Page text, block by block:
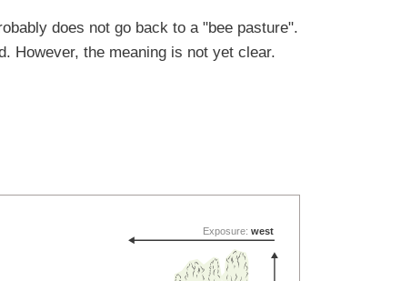
does not go back to a "bee pasture".
However, the meaning is not yet clear.
Exposure:west